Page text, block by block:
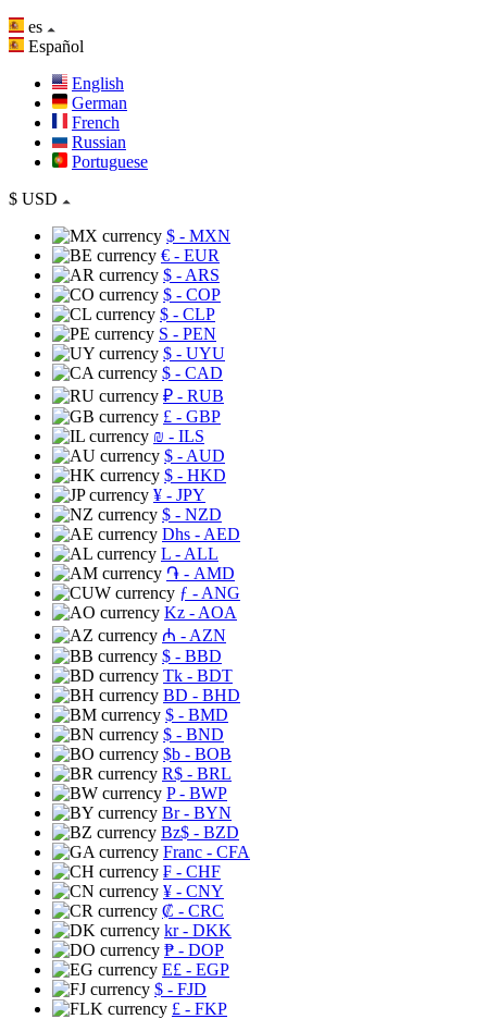
es
Español
English
German
French
Russian
Portuguese
$ USD
$ - MXN
€ - EUR
$ - ARS
$ - COP
$ - CLP
S - PEN
$ - UYU
$ - CAD
₽ - RUB
£ - GBP
₪ - ILS
$ - AUD
$ - HKD
¥ - JPY
$ - NZD
Dhs - AED
L - ALL
֏ - AMD
ƒ - ANG
Kz - AOA
₼ - AZN
$ - BBD
Tk - BDT
BD - BHD
$ - BMD
$ - BND
$b - BOB
R$ - BRL
P- BWP
Br- BYN
Bz$ - BZD
Franc - CFA
₣ - CHF
¥ - CNY
₡ - CRC
kr- DKK
₱ - DOP
E£ - EGP
$ - FJD
£ - FKP